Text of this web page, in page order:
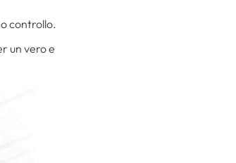
controllo.
un vero e